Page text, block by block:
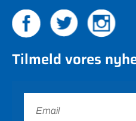
Tilmeld vores